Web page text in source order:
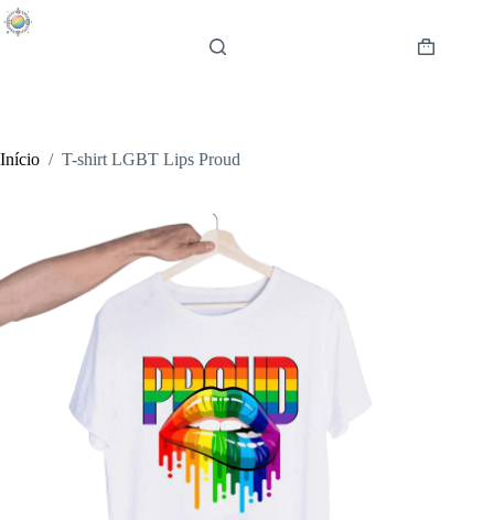
Pular
para
Carrinho
Início / T-shirt LGBT Lips Proud